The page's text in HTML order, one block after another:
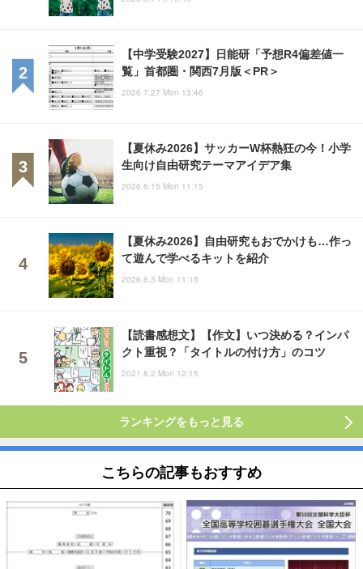
【中学受験2027】日能研「予想R4偏差値一
覧」首都圏・関西7月版＜PR＞
2026.7.27 Mon 13:46
【夏休み2026】サッカーW杯熱狂の今！小学
生向け自由研究テーマアイデア集
2026.6.15 Mon 11:15
【夏休み2026】自由研究もおでかけも…作っ
て遊んで学べるキットを紹介
2026.8.3 Mon 11:15
【読書感想文】【作文】いつ決める？インパ
クト重視？「タイトルの付け方」のコツ
2021.8.2 Mon 12:15
ランキングをもっと見る
こちらの記事もおすすめ